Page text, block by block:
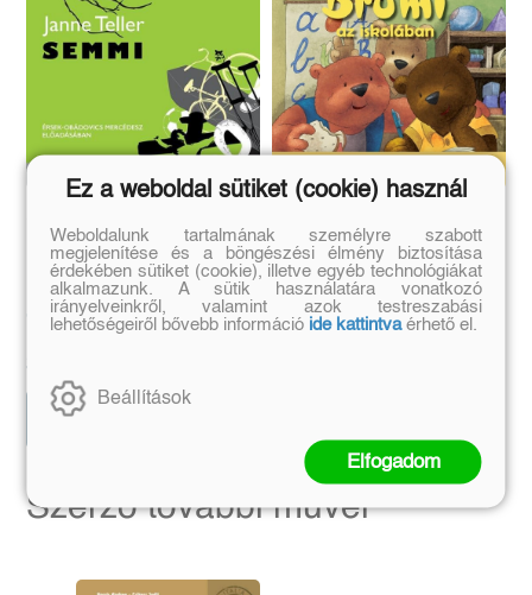
hangoskönyv
Érsek-Obádovics Mercédesz
előadásában
Janne Teller
3 995 Ft
Kosárba
hangoskönyv
Bodó Béla, Rudolf Péter
Eredeti ár:
Szerző további művei
Ez a weboldal sütiket (cookie) használ
Weboldalunk tartalmának személyre szabott
megjelenítése és a böngészési élmény biztosítása
érdekében sütiket (cookie), illetve egyéb technológiákat
alkalmazunk. A sütik használatára vonatkozó
irányelveinkről, valamint azok testreszabási
lehetőségeiről bővebb információ ide kattintvaérhető el.
Beállítások
Elfogadom